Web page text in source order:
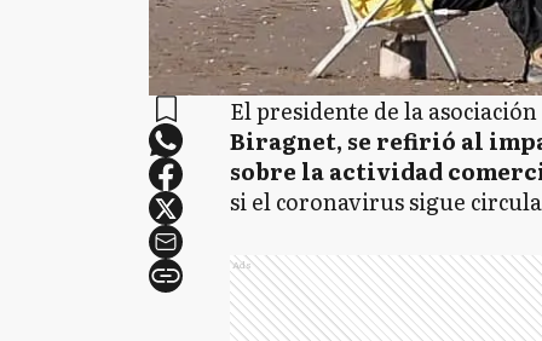
El presidente de la
Biragnet, se refirió al
sobre la actividad
si el coronavirus sigue
Ads